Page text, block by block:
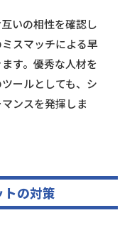
いの相性を確認し
スマッチによる早
す。優秀な人材を
ールとしても、シ
ンスを発揮しま
の対策